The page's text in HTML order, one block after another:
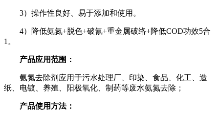
3）操作性良好、易于添加和使用。
4）降低氨氮+脱色+破氰+重金属破络+降低COD功效5合
1。
产品应用范围：
氨氮去除剂应用于污水处理厂、印染、食品、化工、造
纸、电镀、养殖、阳极氧化、制药等废水氨氮去除；
产品使用方法：